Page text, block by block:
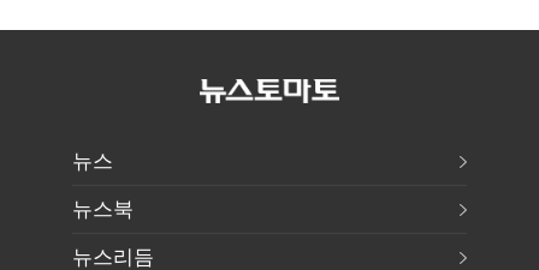
수혜에도
사업승계
벌점 급증에 상폐
뉴스
뉴스북
뉴스리듬